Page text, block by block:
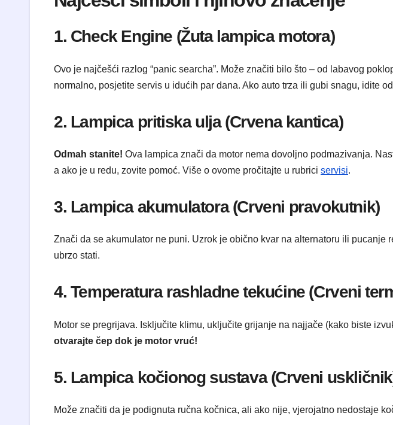
​1. Check Engine (Žuta lampica motora)
​Ovo je najčešći razlog “panic searcha”. Može značiti bilo što – od labavog
normalno, posjetite servis u idućih par dana. Ako auto trza ili gubi snagu, idite
​2. Lampica pritiska ulja (Crvena kantica)
Odmah stanite! Ova lampica znači da motor nema dovoljno podmazivanja.
a ako je u redu, zovite pomoć. Više o ovome pročitajte u rubrici servisi.
​3. Lampica akumulatora (Crveni pravokutnik)
​Znači da se akumulator ne puni. Uzrok je obično kvar na alternatoru ili
ubrzo stati.
​4. Temperatura rashladne tekućine (Crveni
​Motor se pregrijava. Isključite klimu, uključite grijanje na najjače (kako biste
otvarajte čep dok je motor vruć!
​5. Lampica kočionog sustava (Crveni
​Može značiti da je podignuta ručna kočnica, ali ako nije, vjerojatno nedostaje